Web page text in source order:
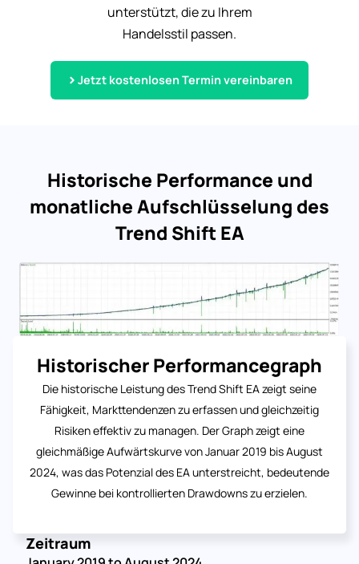
unterstützt, die zu Ihrem
Handelsstil passen.
Jetzt kostenlosen Termin vereinbaren
Historische Performance und
monatliche Aufschlüsselung des
Trend Shift EA
Zeitraum
Historischer Performancegraph
Die historische Leistung des Trend Shift EA zeigt seine
Fähigkeit, Markttendenzen zu erfassen und gleichzeitig
Risiken effektiv zu managen. Der Graph zeigt eine
gleichmäßige Aufwärtskurve von Januar 2019 bis August
2024, was das Potenzial des EA unterstreicht, bedeutende
Gewinne bei kontrollierten Drawdowns zu erzielen.